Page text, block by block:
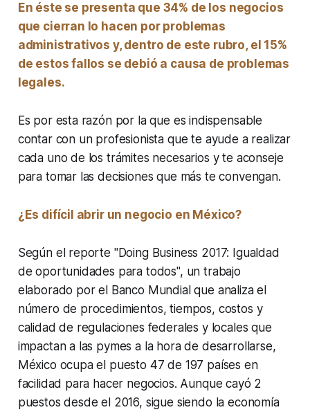
En éste se presenta que 34% de los negocios
que cierran lo hacen por problemas
administrativos y, dentro de este rubro, el 15%
de estos fallos se debió a causa de problemas
legales.
Es por esta razón por la que es indispensable
contar con un profesionista que te ayude a realizar
cada uno de los trámites necesarios y te aconseje
para tomar las decisiones que más te convengan.
¿Es difícil abrir un negocio en México?
Según el reporte "Doing Business 2017: Igualdad
de oportunidades para todos", un trabajo
elaborado por el Banco Mundial que analiza el
número de procedimientos, tiempos, costos y
calidad de regulaciones federales y locales que
impactan a las pymes a la hora de desarrollarse,
México ocupa el puesto 47 de 197 países en
facilidad para hacer negocios. Aunque cayó 2
puestos desde el 2016, sigue siendo la economía